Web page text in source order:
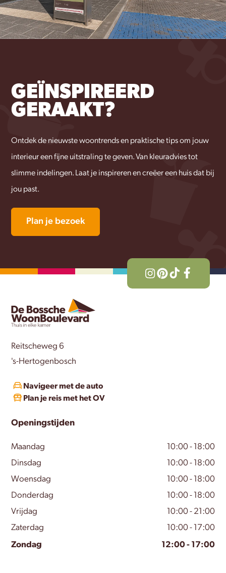
GEÏNSPIREERD
GERAAKT?
Ontdek de nieuwste woontrends en praktische tips om jouw
interieur een fijne uitstraling te geven. Van kleuradvies tot
slimme indelingen. Laat je inspireren en creëer een huis dat bij
jou past.
Plan je bezoek
Reitscheweg 6
's-Hertogenbosch
Navigeer met de auto
Plan je reis met het OV
Openingstijden
Maandag
10:00 - 18:00
Dinsdag
10:00 - 18:00
Woensdag
10:00 - 18:00
Donderdag
10:00 - 18:00
Vrijdag
10:00 - 21:00
Zaterdag
10:00 - 17:00
Zondag 12:00 - 17:00